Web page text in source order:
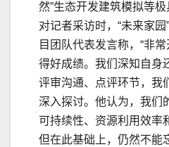
然”生态开发建筑模拟等
对记者采访时，“未来家
目团队代表发言称，“非
得好成绩。我们深知自身
评审沟通、点评环节，我
深入探讨。他认为，我们
可持续性、资源利用效率
但在此基础上，仍然不能